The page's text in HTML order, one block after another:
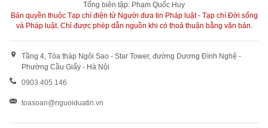
Tổng biên tập: Phạm Quốc Huy
Bản quyền thuộc Tạp chí điện tử Người đưa tin Pháp luật - Tạp chí Đời sống
và Pháp luật. Chỉ được phép dẫn nguồn khi có thoả thuận bằng văn bản.
Tầng 4, Tòa tháp Ngôi Sao - Star Tower, đường Dương Đình Nghệ -
Phường Cầu Giấy - Hà Nội
0903 405 146
toasoan@nguoiduatin.vn